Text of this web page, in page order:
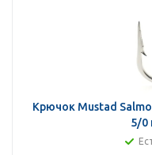
Крючок Mustad
5/0